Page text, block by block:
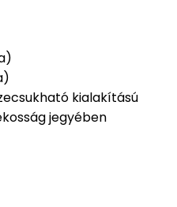
kialakítású
jegyében